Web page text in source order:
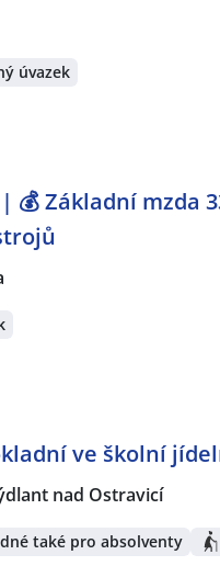
úvazek
💰 Základní mzda
ve školní
nad Ostravicí
také pro absolventy